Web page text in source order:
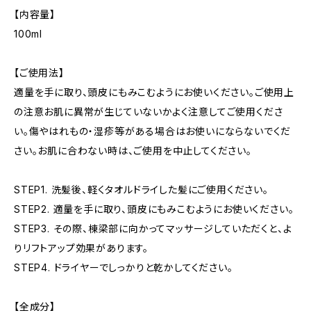
【内容量】
100ml
【ご使用法】
適量を手に取り、頭皮にもみこむようにお使いください。ご使用上
の注意お肌に異常が生じていないかよく注意してご使用くださ
い。傷やはれもの・湿疹等がある場合はお使いにならないでくだ
さい。お肌に合わない時は、ご使用を中止してください。
STEP1. 洗髪後、軽くタオルドライした髪にご使用ください。
STEP2. 適量を手に取り、頭皮にもみこむようにお使いください。
STEP3. その際、棟梁部に向かってマッサージしていただくと、よ
りリフトアップ効果があります。
STEP4. ドライヤーでしっかりと乾かしてください。
【全成分】